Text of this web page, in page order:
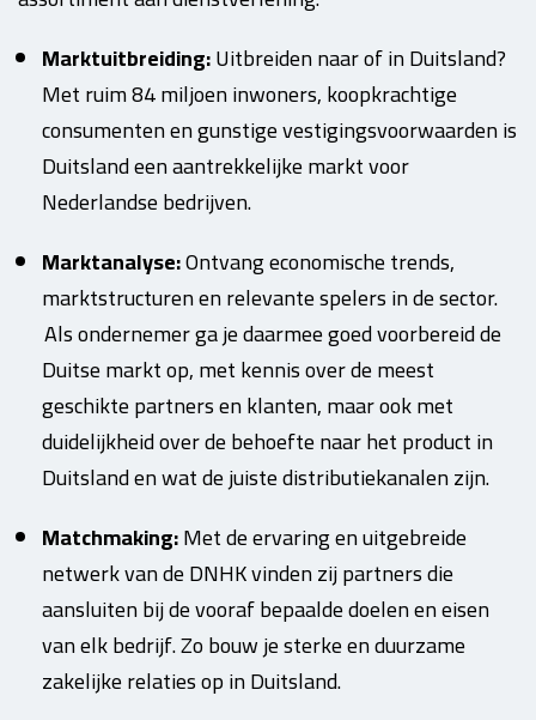
Marktuitbreiding:Uitbreiden naar of in Duitsland?
Met ruim 84 miljoen inwoners, koopkrachtige
consumenten en gunstige vestigingsvoorwaarden is
Duitsland een aantrekkelijke markt voor
Nederlandse bedrijven.
Marktanalyse:Ontvang economische trends,
marktstructuren en relevante spelers in de sector.
Als ondernemer ga je daarmee goed voorbereid de
Duitse markt op, met kennis over de meest
geschikte partners en klanten, maar ook met
duidelijkheid over de behoefte naar het product in
Duitsland en wat de juiste distributiekanalen zijn.
Matchmaking:Met de ervaring en uitgebreide
netwerk van de DNHK vinden zij partners die
aansluiten bij de vooraf bepaalde doelen en eisen
van elk bedrijf. Zo bouw je sterke en duurzame
zakelijke relaties op in Duitsland.